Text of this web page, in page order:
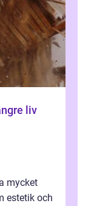
mycket
estetik och